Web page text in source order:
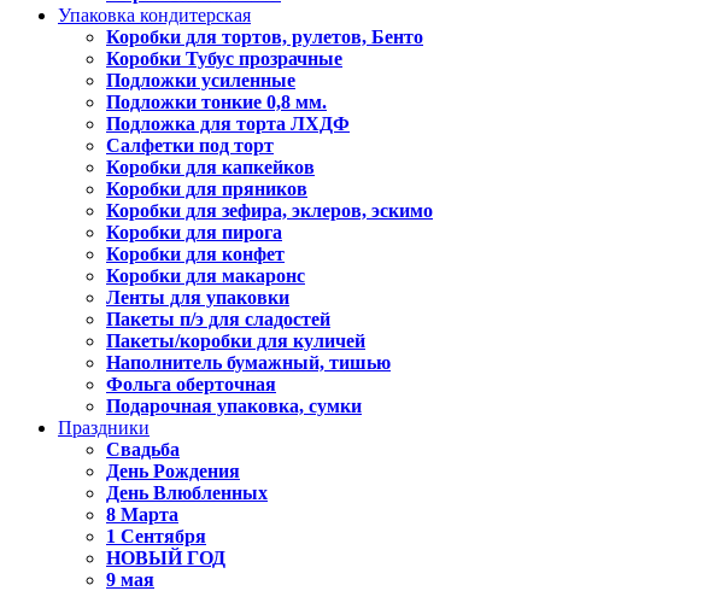
Упаковка кондитерская
Коробки для тортов, рулетов, Бенто
Коробки Тубус прозрачные
Подложки усиленные
Подложки тонкие 0,8 мм.
Подложка для торта ЛХДФ
Салфетки под торт
Коробки для капкейков
Коробки для пряников
Коробки для зефира, эклеров, эскимо
Коробки для пирога
Коробки для конфет
Коробки для макаронс
Ленты для упаковки
Пакеты п/э для сладостей
Пакеты/коробки для куличей
Наполнитель бумажный, тишью
Фольга оберточная
Подарочная упаковка, сумки
Праздники
Свадьба
День Рождения
День Влюбленных
8 Марта
1 Сентября
НОВЫЙ ГОД
9 мая